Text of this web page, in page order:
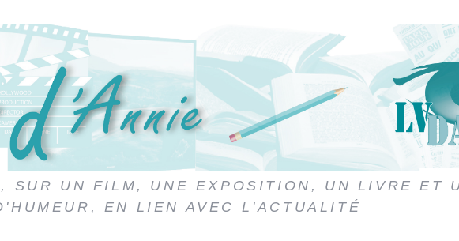
SUR UN FILM, UNE EXPOSITION, UN LIVRE ET
EN LIEN AVEC L'ACTUALITÉ